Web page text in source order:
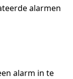
alarmen
alarm in te